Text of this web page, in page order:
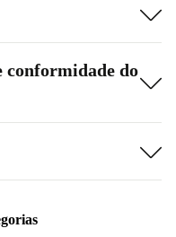
conformidade do